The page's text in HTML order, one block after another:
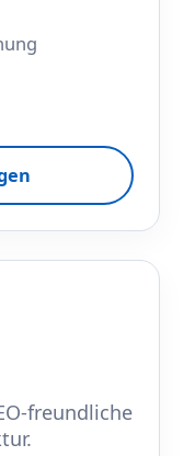
freundliche